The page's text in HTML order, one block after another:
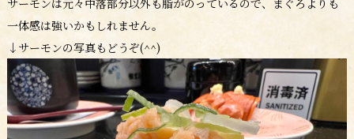
一体感は強いかもしれません。
↓サーモンの写真もどうぞ(^^)